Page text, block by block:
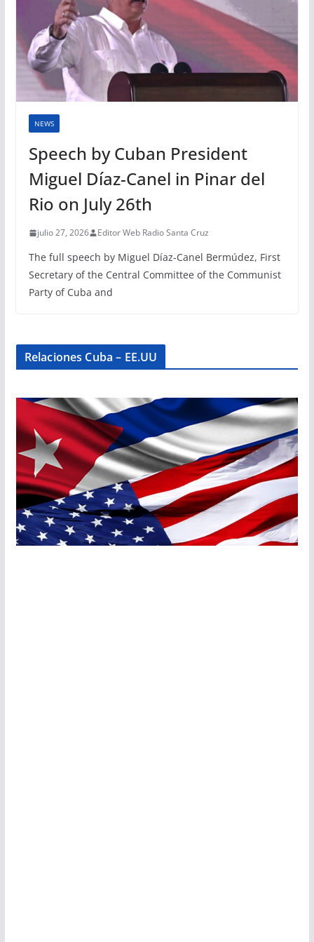
NEWS
Speech by Cuban President
Miguel Díaz-Canel in Pinar del
Rio on July 26th
julio 27, 2026 Editor Web Radio Santa Cruz
The full speech by Miguel Díaz-Canel Bermúdez, First
Secretary of the Central Committee of the Communist
Party of Cuba and
Relaciones Cuba – EE.UU